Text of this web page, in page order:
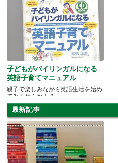
子どもがバイリンガルになる
英語子育てマニュアル
親子で楽しみながら英語生活を始め
てみませんか！？
最新記事